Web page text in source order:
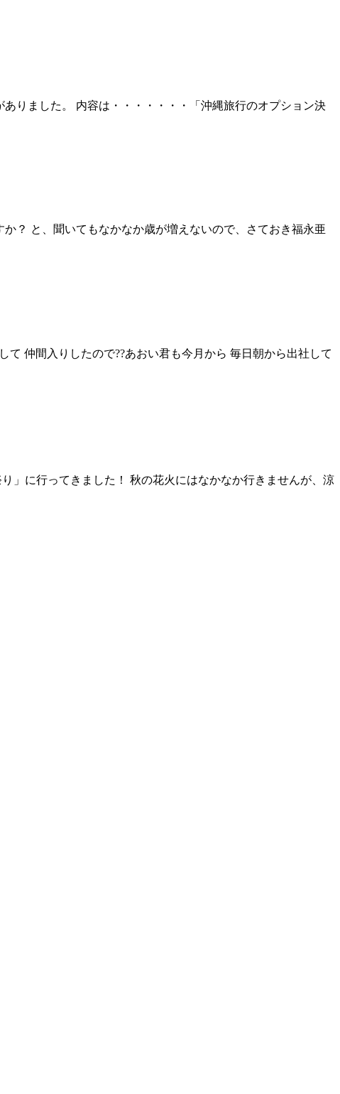
りました。 内容は・・・・・・・「沖縄旅行のオプション決
？ と、聞いてもなかなか歳が増えないので、さておき福永亜
仲間入りしたので?‍?あおい君も今月から 毎日朝から出社して
」に行ってきました！ 秋の花火にはなかなか行きませんが、涼